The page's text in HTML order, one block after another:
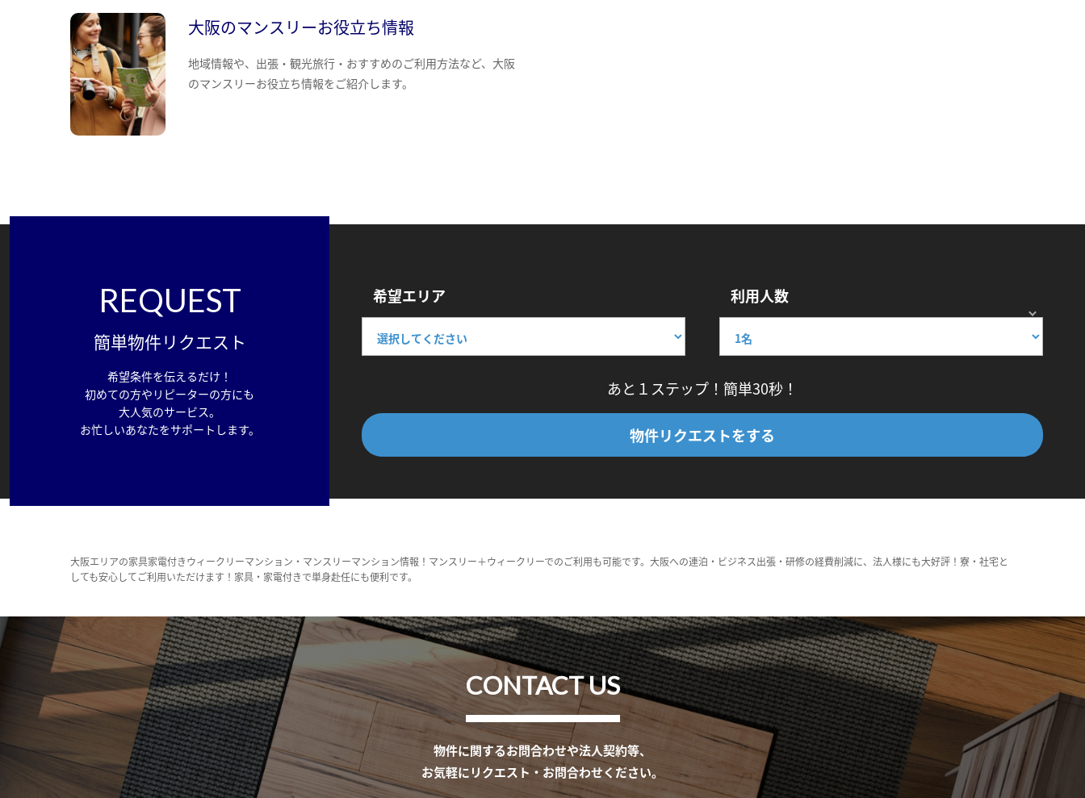
大阪のマンスリーお役立ち情報
地域情報や、出張・観光旅行・おすすめのご利用方法など、大阪
のマンスリーお役立ち情報をご紹介します。
REQUEST
簡単物件リクエスト
希望条件を伝えるだけ！
初めての方やリピーターの方にも
大人気のサービス。
お忙しいあなたをサポートします。
希望エリア 利用人数
あと１ステップ！簡単30秒！
物件リクエストをする
大阪エリアの家具家電付きウィークリーマンション・マンスリーマンション情報！マンスリー＋ウィークリーでのご利用も可能です。大阪への連泊・ビジネス出張・研修の経費削減に、法人様にも大好評！寮・社宅と
しても安心してご利用いただけます！家具・家電付きで単身赴任にも便利です。
CONTACT US
物件に関するお問合わせや法人契約等、
お気軽にリクエスト・お問合わせください。